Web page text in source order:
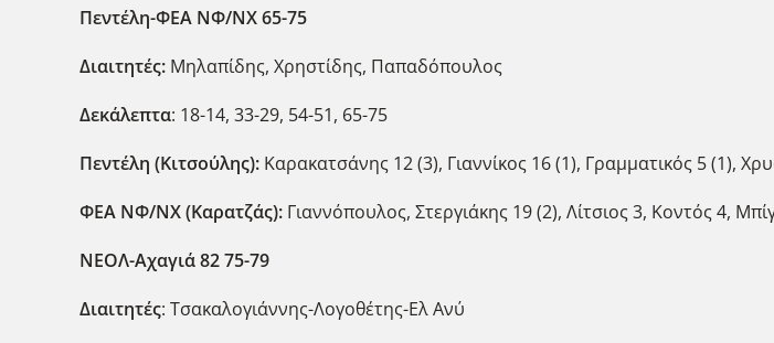
Πεντέλη-ΦΕΑ ΝΦ/ΝΧ 65-75
Διαιτητές: Μηλαπίδης, Χρηστίδης, Παπαδόπουλος
Δεκάλεπτα: 18-14, 33-29, 54-51, 65-75
Πεντέλη (Κιτσούλης): Καρακατσάνης 12 (3), Γιαννίκος 16 (1), Γραμματικός 5 (1),
ΦΕΑ ΝΦ/ΝΧ (Καρατζάς): Γιαννόπουλος, Στεργιάκης 19 (2), Λίτσιος 3, Κοντός 4,
ΝΕΟΛ-Αχαγιά 82 75-79
Διαιτητές: Τσακαλογιάννης-Λογοθέτης-Ελ Ανύ